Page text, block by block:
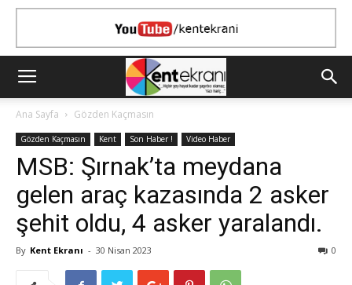
Ana Sayfa Gözden Kaçmasın
Gözden Kaçmasın Kent Son Haber ! Video Haber
MSB: Şırnak’ta meydana
gelen araç kazasında 2 asker
şehit oldu, 4 asker yaralandı.
By Kent Ekranı - 30 Nisan 2023 0